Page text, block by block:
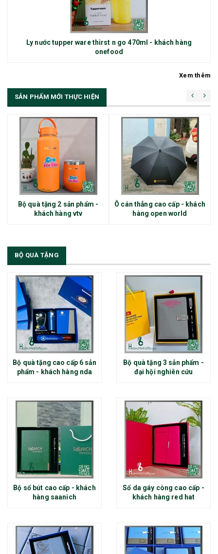
Ly nước tupper ware thirst n go 470ml - khách hàng
onefood
Xem thêm
SẢN PHẨM MỚI THỰC HIỆN
Bộ quà tặng 2 sản phẩm -
khách hàng vtv
Ô cán thẳng cao cấp - khách
hàng open world
BỘ QUÀ TẶNG
Bộ quà tặng cao cấp 6 sản
phẩm - khách hàng nda
Bộ quà tặng 3 sản phẩm -
đại hội nghiên cứu
Bộ sổ bút cao cấp - khách
hàng saanich
Sổ da gáy còng cao cấp -
khách hàng red hat